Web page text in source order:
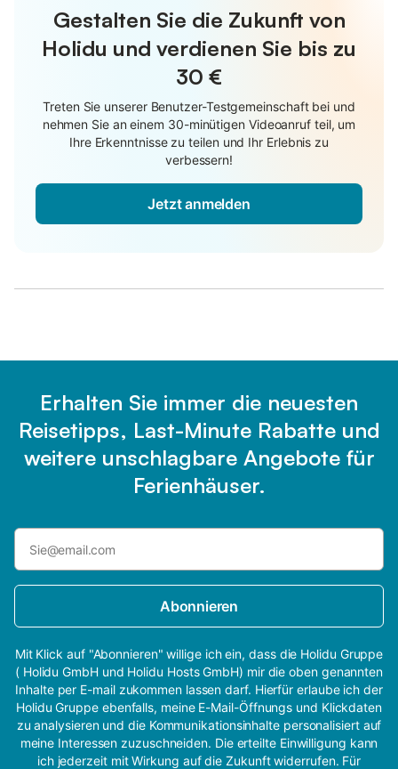
Gestalten Sie die Zukunft von
Holidu und verdienen Sie bis zu
30 €
Treten Sie unserer Benutzer-Testgemeinschaft bei und
nehmen Sie an einem 30-minütigen Videoanruf teil, um
Ihre Erkenntnisse zu teilen und Ihr Erlebnis zu
verbessern!
Jetzt anmelden
Erhalten Sie immer die neuesten
Reisetipps, Last-Minute Rabatte und
weitere unschlagbare Angebote für
Ferienhäuser.
Abonnieren
Mit Klick auf "Abonnieren" willige ich ein, dass die Holidu Gruppe
( Holidu GmbH und Holidu Hosts GmbH) mir die oben genannten
Inhalte per E-mail zukommen lassen darf. Hierfür erlaube ich der
Holidu Gruppe ebenfalls, meine E-Mail-Öffnungs und Klickdaten
zu analysieren und die Kommunikationsinhalte personalisiert auf
meine Interessen zuzuschneiden. Die erteilte Einwilligung kann
ich jederzeit mit Wirkung auf die Zukunft widerrufen. Für